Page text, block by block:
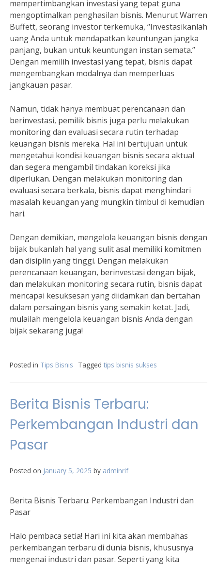
mempertimbangkan investasi yang tepat guna
mengoptimalkan penghasilan bisnis. Menurut Warren
Buffett, seorang investor terkemuka, “Investasikanlah
uang Anda untuk mendapatkan keuntungan jangka
panjang, bukan untuk keuntungan instan semata.”
Dengan memilih investasi yang tepat, bisnis dapat
mengembangkan modalnya dan memperluas
jangkauan pasar.
Namun, tidak hanya membuat perencanaan dan
berinvestasi, pemilik bisnis juga perlu melakukan
monitoring dan evaluasi secara rutin terhadap
keuangan bisnis mereka. Hal ini bertujuan untuk
mengetahui kondisi keuangan bisnis secara aktual
dan segera mengambil tindakan koreksi jika
diperlukan. Dengan melakukan monitoring dan
evaluasi secara berkala, bisnis dapat menghindari
masalah keuangan yang mungkin timbul di kemudian
hari.
Dengan demikian, mengelola keuangan bisnis dengan
bijak bukanlah hal yang sulit asal memiliki komitmen
dan disiplin yang tinggi. Dengan melakukan
perencanaan keuangan, berinvestasi dengan bijak,
dan melakukan monitoring secara rutin, bisnis dapat
mencapai kesuksesan yang diidamkan dan bertahan
dalam persaingan bisnis yang semakin ketat. Jadi,
mulailah mengelola keuangan bisnis Anda dengan
bijak sekarang juga!
Posted in Tips Bisnis Tagged tips bisnis sukses
Berita Bisnis Terbaru:
Perkembangan Industri dan
Pasar
Posted on January 5, 2025 by adminrif
Berita Bisnis Terbaru: Perkembangan Industri dan
Pasar
Halo pembaca setia! Hari ini kita akan membahas
perkembangan terbaru di dunia bisnis, khususnya
mengenai industri dan pasar. Seperti yang kita